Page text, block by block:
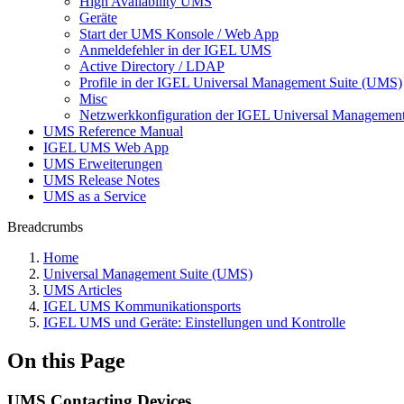
Geräte
Start der UMS Konsole / Web App
Anmeldefehler in der IGEL UMS
Active Directory / LDAP
Profile in der IGEL Universal Management Suite (UMS)
Misc
Netzwerkkonfiguration der IGEL Universal
UMS Reference Manual
IGEL UMS Web App
UMS Erweiterungen
UMS Release Notes
UMS as a Service
Breadcrumbs
Home
Universal Management Suite (UMS)
UMS Articles
IGEL UMS Kommunikationsports
IGEL UMS und Geräte: Einstellungen und Kontrolle
On this Page